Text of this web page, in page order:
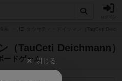
（TauCeti Deichmann）
ードゲーム閉じる